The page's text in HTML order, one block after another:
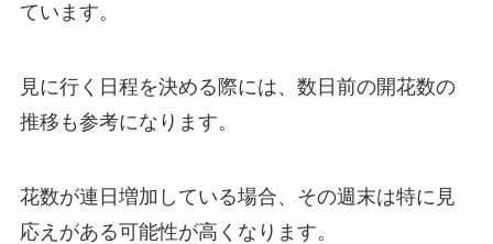
ています。
見に行く日程を決める際には、数日前の開花数の
推移も参考になります。
花数が連日増加している場合、その週末は特に見
応えがある可能性が高くなります。